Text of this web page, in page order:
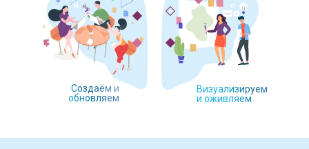
Создаём и
обновляем
Визуализируем
и оживляем